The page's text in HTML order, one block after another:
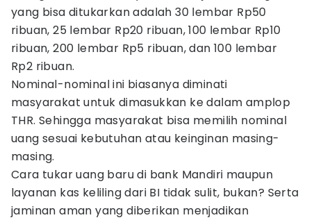
yang bisa ditukarkan adalah 30 lembar Rp50
ribuan, 25 lembar Rp20 ribuan, 100 lembar Rp10
ribuan, 200 lembar Rp5 ribuan, dan 100 lembar
Rp2 ribuan.
Nominal-nominal ini biasanya diminati
masyarakat untuk dimasukkan ke dalam amplop
THR. Sehingga masyarakat bisa memilih nominal
uang sesuai kebutuhan atau keinginan masing-
masing.
Cara tukar uang baru di bank Mandiri maupun
layanan kas keliling dari BI tidak sulit, bukan? Serta
jaminan aman yang diberikan menjadikan